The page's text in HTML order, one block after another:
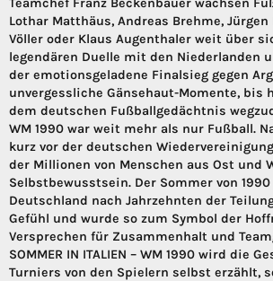
Lothar Matthäus, Andreas Brehme,
Völler oder Klaus Augenthaler weit über
legendären Duelle mit den Niederlanden
der emotionsgeladene Finalsieg gegen
unvergessliche Gänsehaut-Momente, bis
dem deutschen Fußballgedächtnis
WM 1990 war weit mehr als nur Fußball.
kurz vor der deutschen
der Millionen von Menschen aus Ost und
Selbstbewusstsein. Der Sommer von
Deutschland nach Jahrzehnten der
Gefühl und wurde so zum Symbol der
Versprechen für Zusammenhalt und
SOMMER IN ITALIEN – WM 1990 wird die
Turniers von den Spielern selbst erzählt,